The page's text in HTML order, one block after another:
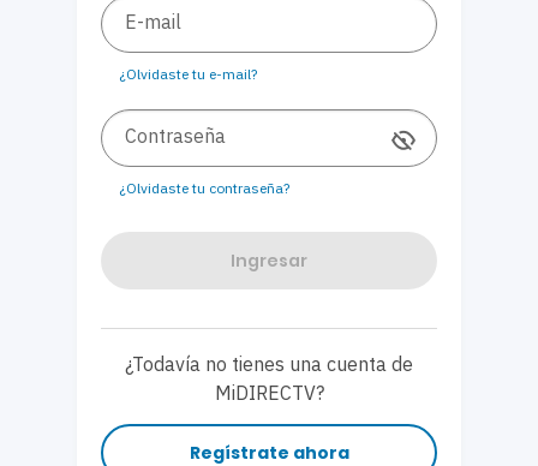
E-mail
¿Olvidaste tu e-mail?
Contraseña
¿Olvidaste tu contraseña?
Ingresar
¿Todavía no tienes una cuenta de
MiDIRECTV?
Regístrate ahora